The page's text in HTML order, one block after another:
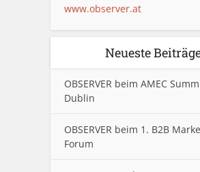
www.observer.at
Neueste
OBSERVER beim AMEC
Dublin
OBSERVER beim 1. B2B
Forum